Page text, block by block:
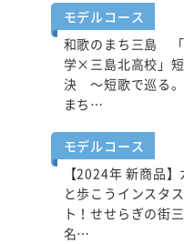
モデルコース
和歌のまち三島
学×三島北高校」
決 ～短歌で巡る
まち…
モデルコース
【2024年 新商品】
と歩こうインスタ
ト！せせらぎの街
名…